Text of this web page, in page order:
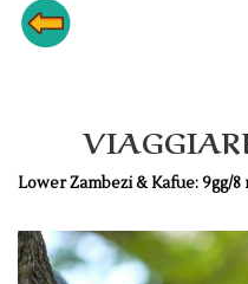
Lower Zambezi & Kafue: 9gg/8